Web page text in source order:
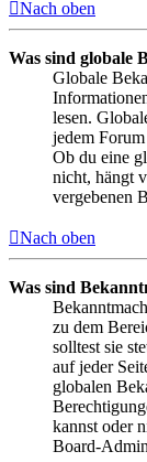
Nach oben
Was sind globale
Globale
lesen.
jedem
Ob du eine
nicht, hängt
vergebenen
Nach oben
Was sind
zu dem
solltest sie
auf jeder
globalen
kannst oder
Board-